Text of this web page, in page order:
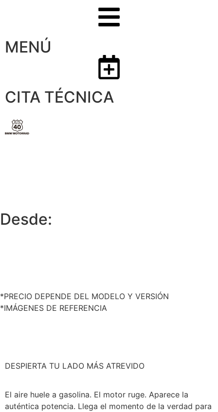
MENÚ
CITA TÉCNICA
Desde:
*PRECIO DEPENDE DEL MODELO Y VERSIÓN
*IMÁGENES DE REFERENCIA
DESPIERTA TU LADO MÁS ATREVIDO
El aire huele a gasolina. El motor ruge. Aparece la
auténtica potencia. Llega el momento de la verdad para